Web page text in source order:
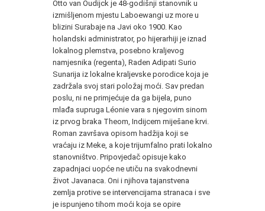
Otto van Oudijck je 48-godišnji stanovnik u
izmišljenom mjestu Laboewangi uz more u
blizini Surabaje na Javi oko 1900. Kao
holandski administrator, po hijerarhiji je iznad
lokalnog plemstva, posebno kraljevog
namjesnika (regenta), Raden Adipati Surio
Sunarija iz lokalne kraljevske porodice koja je
zadržala svoj stari položaj moći. Sav predan
poslu, ni ne primjećuje da ga bijela, puno
mlađa supruga Léonie vara s njegovim sinom
iz prvog braka Theom, Indijcem miješane krvi.
Roman završava opisom hadžija koji se
vraćaju iz Meke, a koje trijumfalno prati lokalno
stanovništvo. Pripovjedač opisuje kako
zapadnjaci uopće ne utiču na svakodnevni
život Javanaca. Oni i njihova tajanstvena
zemlja protive se intervencijama stranaca i sve
je ispunjeno tihom moći koja se opire